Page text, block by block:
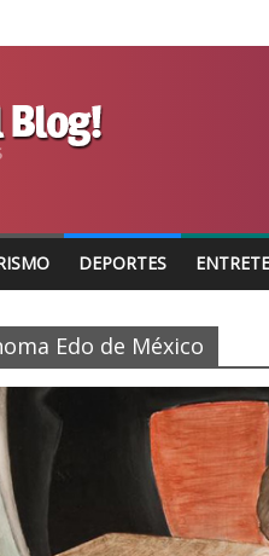
DEPORTES
Edo de México